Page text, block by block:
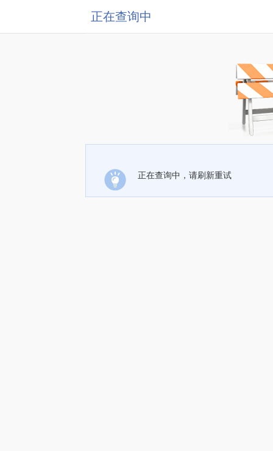
正在查询中
正在查询中，请刷新重试